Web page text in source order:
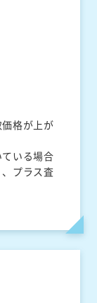
格が上が
いる場合
プラス査